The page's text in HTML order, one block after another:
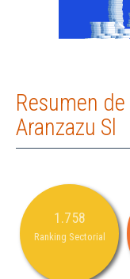
Resumen
Aranzazu Sl
1.758
Ranking Sectorial